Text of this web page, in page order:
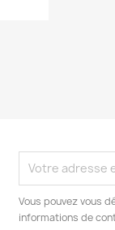
Vous pouvez vous
informations de